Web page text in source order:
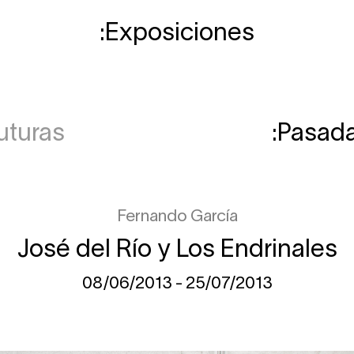
Exposiciones
Fernando García
José del Río y Los Endrinales
08/06/2013 - 25/07/2013